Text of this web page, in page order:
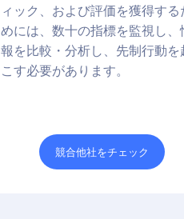
ィック、および評価を獲得する
めには、数十の指標を監視し、
報を比較・分析し、先制行動を
こす必要があります。
競合他社をチェック